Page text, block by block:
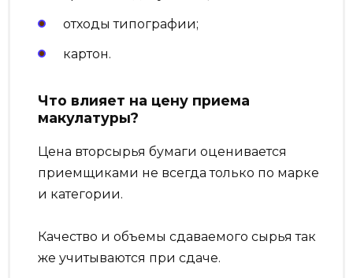
отходы типографии;
картон.
Что влияет на цену приема
макулатуры?
Цена вторсырья бумаги оценивается
приемщиками не всегда только по марке
и категории.
Качество и объемы сдаваемого сырья так
же учитываются при сдаче.